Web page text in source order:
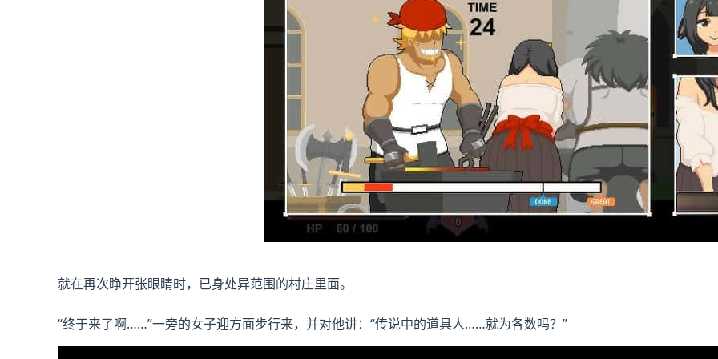
就在再次睁开张眼睛时，已身处异范围的村庄里面。
“终于来了啊……”一旁的女子迎方面步行来，并对他讲：“传说中的道具人……就为各数吗？”